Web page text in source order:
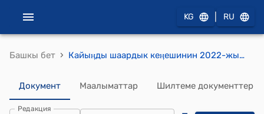
KG RU
Башкы бет › Кайыӊды шаардык кеӊешинин 2022-жылдын 16-декабры № 53/XVIII-3 "Кайыңды шаардык кеңешинин «Кайыӊды шаарынын Жобосуна өзгөртүүлөрдү киргизүү жөнүндө” 2018 – жылынын 10 – сентябрындагы № 70/ XXIV – 2 токтомуна өзгөртүүлөрдү киргизүү жөнүндө" токтому
Документ Маалыматтар Шилтеме документтер
Редакция